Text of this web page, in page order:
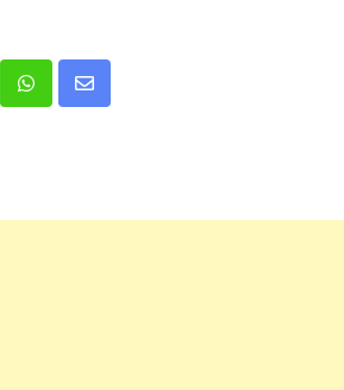
WhatsappShare